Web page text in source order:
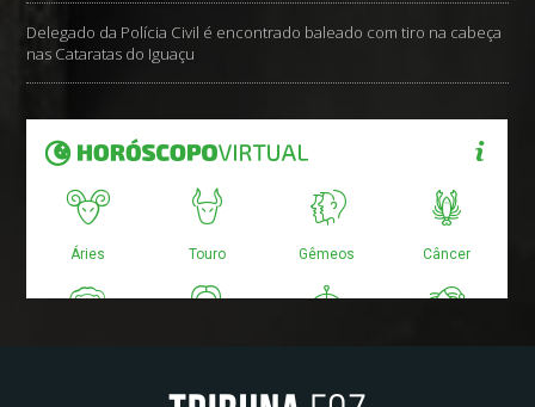
Delegado da Polícia Civil é encontrado baleado com tiro na cabeça
nas Cataratas do Iguaçu